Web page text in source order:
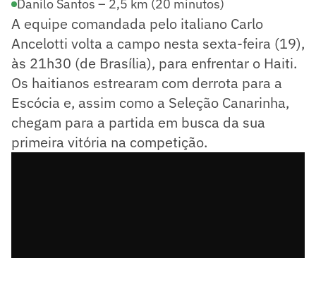
Danilo Santos – 2,5 km (20 minutos)
A equipe comandada pelo italiano Carlo
Ancelotti volta a campo nesta sexta-feira (19),
às 21h30 (de Brasília), para enfrentar o Haiti.
Os haitianos estrearam com derrota para a
Escócia e, assim como a Seleção Canarinha,
chegam para a partida em busca da sua
primeira vitória na competição.